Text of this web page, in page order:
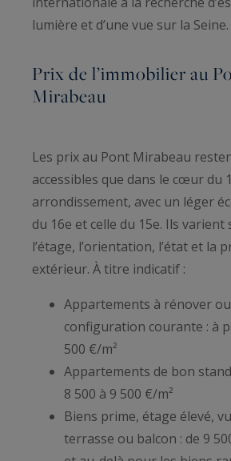
lumière et d’une vue sur la Seine.
Prix de l’immobilier au
Mirabeau
Les prix au Pont Mirabeau
accessibles que dans le cœur du
arrondissement, avec un léger
du 16e et celle du 15e. Ils varient
l’étage, l’orientation, l’état et la
extérieur. À titre indicatif :
Appartements à rénover
configuration courante : à
500 €/m²
Appartements de bon
8 500 à 9 500 €/m²
Biens prime, étage élevé,
terrasse ou balcon : de 9